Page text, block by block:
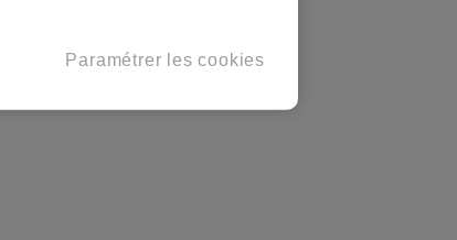
Paramétrer les cookies